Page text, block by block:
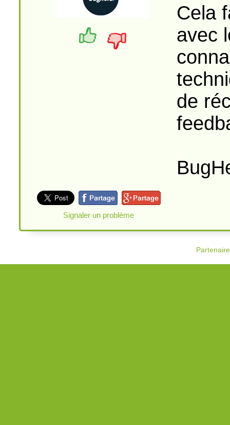
Cela
avec
de
Signaler un problème